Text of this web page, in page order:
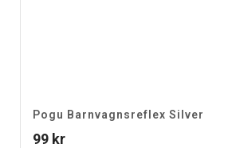
Pogu Barnvagnsreflex Silver
99 kr